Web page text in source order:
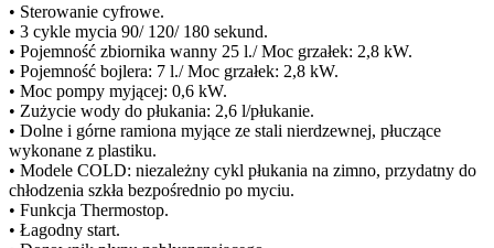
• Sterowanie cyfrowe.
• 3 cykle mycia 90/ 120/ 180 sekund.
• Pojemność zbiornika wanny 25 l./ Moc grzałek: 2,8 kW.
• Pojemność bojlera: 7 l./ Moc grzałek: 2,8 kW.
• Moc pompy myjącej: 0,6 kW.
• Zużycie wody do płukania: 2,6 l/płukanie.
• Dolne i górne ramiona myjące ze stali nierdzewnej, płuczące
wykonane z plastiku.
• Modele COLD: niezależny cykl płukania na zimno, przydatny do
chłodzenia szkła bezpośrednio po myciu.
• Funkcja Thermostop.
• Łagodny start.